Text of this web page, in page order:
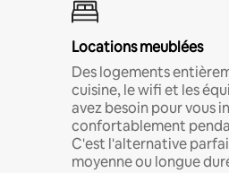
Locations meublées
Des logements
cuisine, le wifi et les
avez besoin pour vous
confortablement
C'est l'alternative
moyenne ou longue